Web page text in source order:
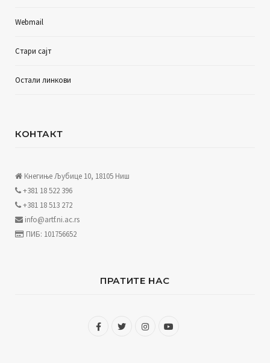
Webmail
Стари сајт
Остали линкови
КОНТАКТ
Кнегиње Љубице 10, 18105 Ниш
+381 18 522 396
+381 18 513 272
info@artf.ni.ac.rs
ПИБ: 101756652
ПРАТИТЕ НАС
F
T
I